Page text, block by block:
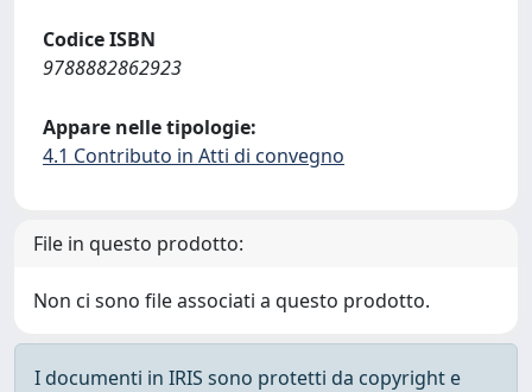
Codice ISBN
9788882862923
Appare nelle tipologie:
4.1 Contributo in Atti di convegno
File in questo prodotto:
Non ci sono file associati a questo prodotto.
I documenti in IRIS sono protetti da copyright e